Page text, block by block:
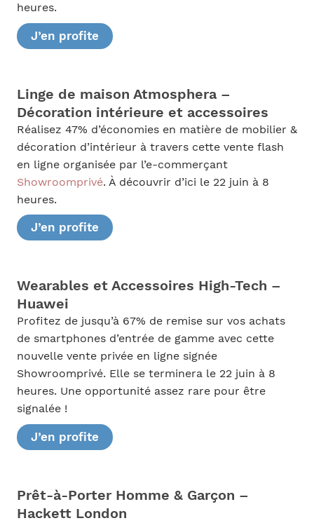
heures.
J’en profite
Linge de maison Atmosphera –
Décoration intérieure et accessoires
Réalisez 47% d’économies en matière de mobilier &
décoration d’intérieur à travers cette vente flash
en ligne organisée par l’e-commerçant
Showroomprivé. À découvrir d’ici le 22 juin à 8
heures.
J’en profite
Wearables et Accessoires High-Tech –
Huawei
Profitez de jusqu’à 67% de remise sur vos achats
de smartphones d’entrée de gamme avec cette
nouvelle vente privée en ligne signée
Showroomprivé. Elle se terminera le 22 juin à 8
heures. Une opportunité assez rare pour être
signalée !
J’en profite
Prêt-à-Porter Homme & Garçon –
Hackett London